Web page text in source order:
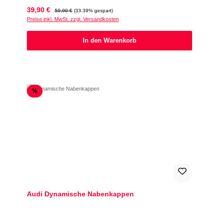
Verkaufspreis:
39,90 € Regulärer Preis:
59,90 € (33.39% gespart)
Preise inkl. MwSt. zzgl. Versandkosten
In den Warenkorb
%Rabatt
Audi Dynamische Nabenkappen